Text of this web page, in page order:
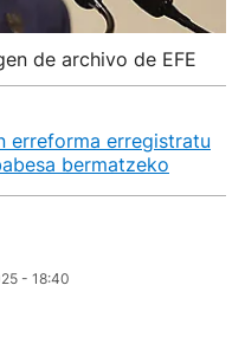
de archivo de EFE
erreforma erregistratu
bermatzeko
- 18:40